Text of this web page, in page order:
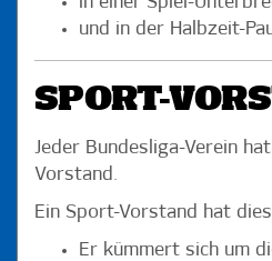
und in der Halbzeit-
SPORT-
Jeder Bundesliga-Verein
Vorstand.
Ein Sport-Vorstand hat
Er kümmert sich um